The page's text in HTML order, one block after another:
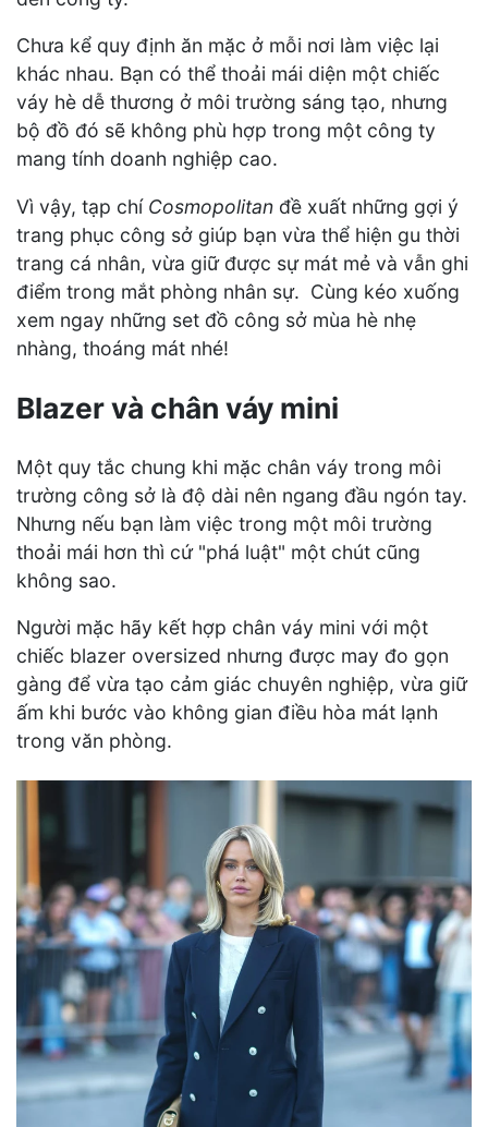
Chưa kể quy định ăn mặc ở mỗi nơi làm việc lại
khác nhau. Bạn có thể thoải mái diện một chiếc
váy hè dễ thương ở môi trường sáng tạo, nhưng
bộ đồ đó sẽ không phù hợp trong một công ty
mang tính doanh nghiệp cao.
Vì vậy, tạp chí Cosmopolitan đề xuất những gợi ý
trang phục công sở giúp bạn vừa thể hiện gu thời
trang cá nhân, vừa giữ được sự mát mẻ và vẫn ghi
điểm trong mắt phòng nhân sự. Cùng kéo xuống
xem ngay những set đồ công sở mùa hè nhẹ
nhàng, thoáng mát nhé!
Blazer và chân váy mini
Một quy tắc chung khi mặc chân váy trong môi
trường công sở là độ dài nên ngang đầu ngón tay.
Nhưng nếu bạn làm việc trong một môi trường
thoải mái hơn thì cứ "phá luật" một chút cũng
không sao.
Người mặc hãy kết hợp chân váy mini với một
chiếc blazer oversized nhưng được may đo gọn
gàng để vừa tạo cảm giác chuyên nghiệp, vừa giữ
ấm khi bước vào không gian điều hòa mát lạnh
trong văn phòng.